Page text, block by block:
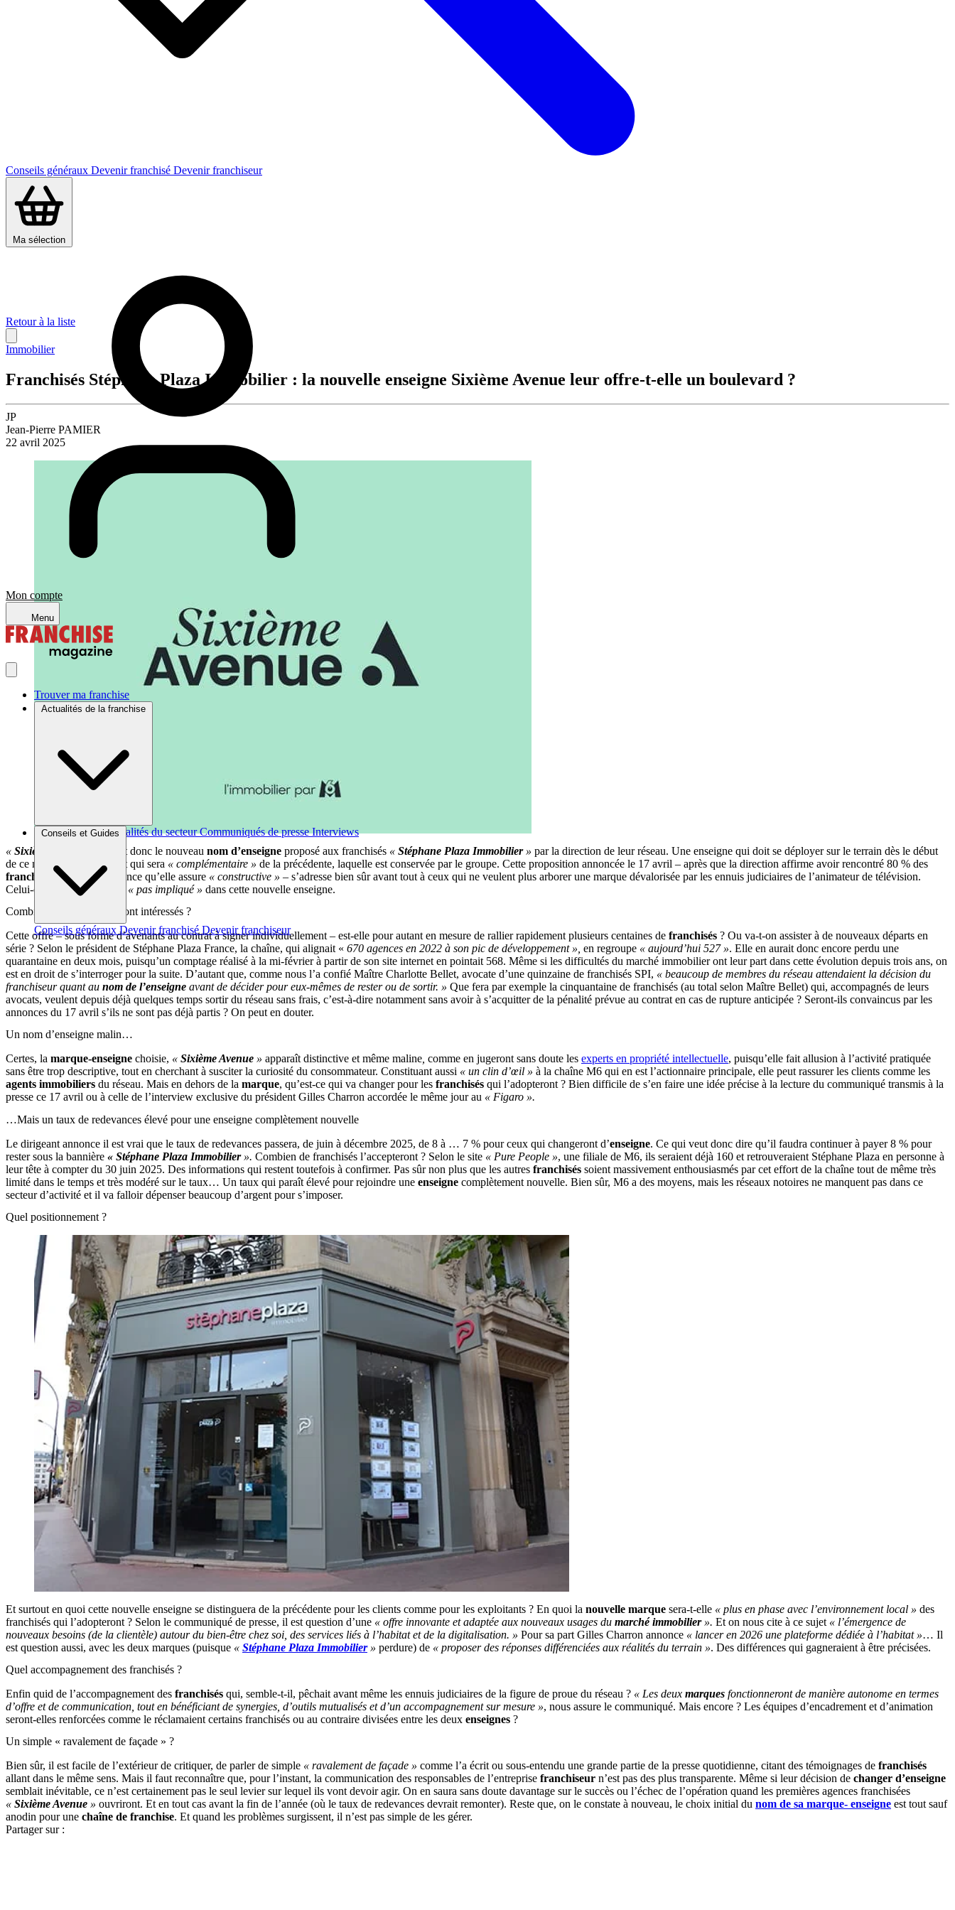
Conseils généraux Devenir franchisé Devenir franchiseur
Ma sélection
Mon compte
Menu
Trouver ma franchise
Actualités de la franchise
Brèves et actus Actualités du secteur Communiqués de presse Interviews
Conseils et Guides
Conseils généraux Devenir franchisé Devenir franchiseur
Retour à la liste
Immobilier
Franchisés Stéphane Plaza Immobilier : la nouvelle enseigne Sixième Avenue leur offre-t-elle un boulevard ?
JP
Jean-Pierre PAMIER
22 avril 2025
« Sixième Avenue , tel est donc le nouveau nom d’enseigne proposé aux franchisés « Stéphane Plaza Immobilier » par la direction de leur réseau. Une enseigne qui doit se déployer sur le terrain dès le début
de ce mois de mai 2025. Et qui sera « complémentaire » de la précédente, laquelle est conservée par le groupe. Cette proposition annoncée le 17 avril – après que la direction affirme avoir rencontré 80 % des
franchisés dans une ambiance qu’elle assure « constructive » – s’adresse bien sûr avant tout à ceux qui ne veulent plus arborer une marque dévalorisée par les ennuis judiciaires de l’animateur de télévision.
Celui-ci ne serait d’ailleurs « pas impliqué » dans cette nouvelle enseigne.
Combien de franchisés seront intéressés ?
Cette offre – sous forme d’avenants au contrat à signer individuellement – est-elle pour autant en mesure de rallier rapidement plusieurs centaines de franchisés ? Ou va-t-on assister à de nouveaux départs en
série ? Selon le président de Stéphane Plaza France, la chaîne, qui alignait « 670 agences en 2022 à son pic de développement », en regroupe « aujourd’hui 527 ». Elle en aurait donc encore perdu une
quarantaine en deux mois, puisqu’un comptage réalisé à la mi-février à partir de son site internet en pointait 568. Même si les difficultés du marché immobilier ont leur part dans cette évolution depuis trois ans, on
est en droit de s’interroger pour la suite. D’autant que, comme nous l’a confié Maître Charlotte Bellet, avocate d’une quinzaine de franchisés SPI, « beaucoup de membres du réseau attendaient la décision du
franchiseur quant au nom de l’enseigne avant de décider pour eux-mêmes de rester ou de sortir. » Que fera par exemple la cinquantaine de franchisés (au total selon Maître Bellet) qui, accompagnés de leurs
avocats, veulent depuis déjà quelques temps sortir du réseau sans frais, c’est-à-dire notamment sans avoir à s’acquitter de la pénalité prévue au contrat en cas de rupture anticipée ? Seront-ils convaincus par les
annonces du 17 avril s’ils ne sont pas déjà partis ? On peut en douter.
Un nom d’enseigne malin…
Certes, la marque-enseigne choisie, « Sixième Avenue » apparaît distinctive et même maline comme en jugeront sans doute les experts en propriété intellectuelle, puisqu’elle fait allusion à l’activité pratiquée
sans être trop descriptive, tout en cherchant à susciter la curiosité du consommateur. Constituant aussi « un clin d’œil » à la chaîne M6 qui en est l’actionnaire principale, elle peut rassurer les clients comme les
agents immobiliers du réseau. Mais en dehors de la marque, qu’est-ce qui va changer pour les franchisés qui l’adopteront ? Bien difficile de s’en faire une idée précise à la lecture du communiqué transmis à la
presse ce 17 avril ou à celle de l’interview exclusive du président Gilles Charron accordée le même jour au « Figaro ».
…Mais un taux de redevances élevé pour une enseigne complètement nouvelle
Le dirigeant annonce il est vrai que le taux de redevances passera, de juin à décembre 2025, de 8 à … 7 % pour ceux qui changeront d’enseigne. Ce qui veut donc dire qu’il faudra continuer à payer 8 % pour
rester sous la bannière « Stéphane Plaza Immobilier ». Combien de franchisés l’accepteront ? Selon le site « Pure People », une filiale de M6, ils seraient déjà 160 et retrouveraient Stéphane Plaza en personne à
leur tête à compter du 30 juin 2025. Des informations qui restent toutefois à confirmer. Pas sûr non plus que les autres franchisés soient massivement enthousiasmés par cet effort de la chaîne tout de même très
limité dans le temps et très modéré sur le taux… Un taux qui paraît élevé pour rejoindre une enseigne complètement nouvelle. Bien sûr, M6 a des moyens, mais les réseaux notoires ne manquent pas dans ce
secteur d’activité et il va falloir dépenser beaucoup d’argent pour s’imposer.
Quel positionnement ?
Et surtout en quoi cette nouvelle enseigne se distinguera de la précédente pour les clients comme pour les exploitants ? En quoi la nouvelle marque sera-t-elle « plus en phase avec l’environnement local » des
franchisés qui l’adopteront ? Selon le communiqué de presse, il est question d’une « offre innovante et adaptée aux nouveaux usages du marché immobilier ». Et on nous cite à ce sujet « l’émergence de
nouveaux besoins (de la clientèle) autour du bien-être chez soi, des services liés à l’habitat et de la digitalisation. » Pour sa part Gilles Charron annonce « lancer en 2026 une plateforme dédiée à l’habitat »… Il
est question aussi, avec les deux marques (puisque « Stéphane Plaza Immobilier » perdure) de « proposer des réponses différenciées aux réalités du terrain ». Des différences qui gagneraient à être précisées.
Quel accompagnement des franchisés ?
Enfin quid de l’accompagnement des franchisés qui, semble-t-il, pêchait avant même les ennuis judiciaires de la figure de proue du réseau ? « Les deux marques fonctionneront de manière autonome en termes
d’offre et de communication, tout en bénéficiant de synergies, d’outils mutualisés et d’un accompagnement sur mesure », nous assure le communiqué. Mais encore ? Les équipes d’encadrement et d’animation
seront-elles renforcées comme le réclamaient certains franchisés ou au contraire divisées entre les deux enseignes ?
Un simple « ravalement de façade » ?
Bien sûr, il est facile de l’extérieur de critiquer, de parler de simple « ravalement de façade » comme l’a écrit ou sous-entendu une grande partie de la presse quotidienne, citant des témoignages de franchisés
allant dans le même sens. Mais il faut reconnaître que, pour l’instant, la communication des responsables de l’entreprise franchiseur n’est pas des plus transparente. Même si leur décision de changer d’enseigne
semblait inévitable, ce n’est certainement pas le seul levier sur lequel ils vont devoir agir. On en saura sans doute davantage sur le succès ou l’échec de l’opération quand les premières agences franchisées
« Sixième Avenue » ouvriront. Et en tout cas avant la fin de l’année (où le taux de redevances devrait remonter). Reste que, on le constate à nouveau, le choix initial du nom de sa marque- enseigne est tout sauf
anodin pour une chaîne de franchise. Et quand les problèmes surgissent, il n’est pas simple de les gérer.
Partager sur :